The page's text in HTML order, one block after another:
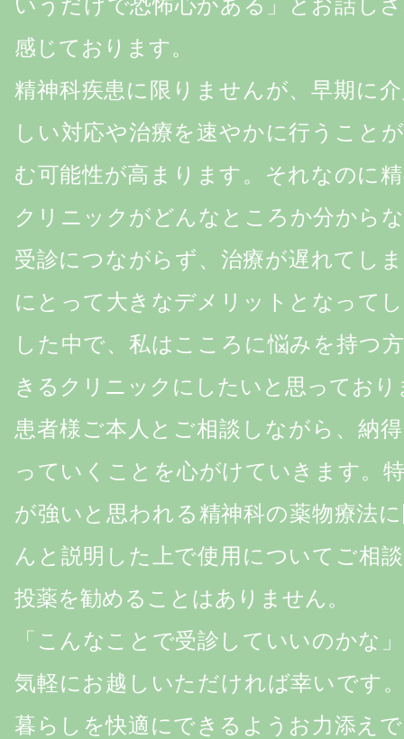
いうだけで恐怖心がある」とお話し
感じております。
精神科疾患に限りませんが、早期に
しい対応や治療を速やかに行うこと
む可能性が高まります。それなのに
クリニックがどんなところか分から
受診につながらず、治療が遅れてし
にとって大きなデメリットとなって
した中で、私はこころに悩みを持つ
きるクリニックにしたいと思っており
患者様ご本人とご相談しながら、納
っていくことを心がけていきます。
が強いと思われる精神科の薬物療法
んと説明した上で使用についてご相
投薬を勧めることはありません。
「こんなことで受診していいのかな
気軽にお越しいただければ幸いです
暮らしを快適にできるようお力添え